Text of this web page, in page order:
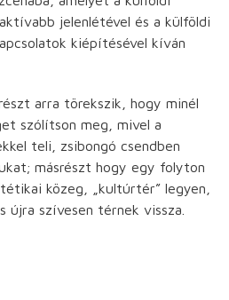
jelenlétével és a külföldi
kiépítésével kíván
arra törekszik, hogy minél
szólítson meg, mivel a
teli, zsibongó csendben
másrészt hogy egy folyton
közeg, „kultúrtér” legyen,
újra szívesen térnek vissza.